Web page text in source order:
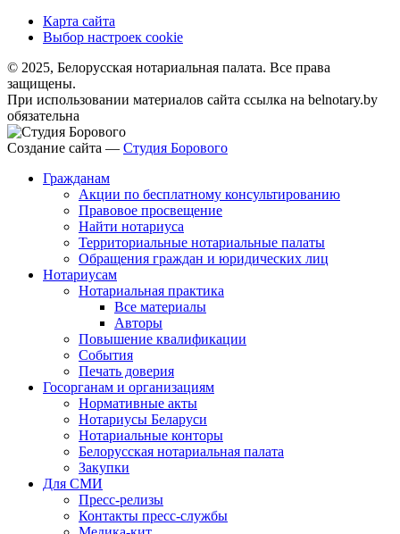
Карта сайта
Выбор настроек cookie
© 2025, Белорусская нотариальная палата. Все права
защищены.
При использовании материалов сайта ссылка на belnotary.by
обязательна
Создание сайта — Студия Борового
Гражданам
Акции по бесплатному консультированию
Правовое просвещение
Найти нотариуса
Территориальные нотариальные палаты
Обращения граждан и юридических лиц
Нотариусам
Нотариальная практика
Все материалы
Авторы
Повышение квалификации
События
Печать доверия
Госорганам и организациям
Нормативные акты
Нотариусы Беларуси
Нотариальные конторы
Белорусская нотариальная палата
Закупки
Для СМИ
Пресс-релизы
Контакты пресс-службы